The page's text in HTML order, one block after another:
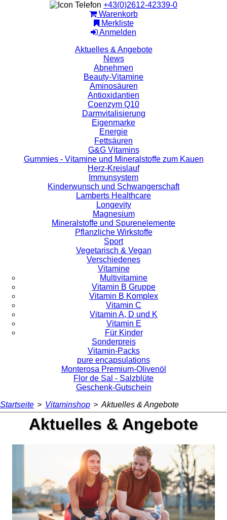
+43(0)2612-42339-0
Warenkorb
Merkliste
Anmelden
Aktuelles & Angebote
News
Abnehmen
Beauty-Vitamine
Aminosäuren
Antioxidantien
Coenzym Q10
Darmvitalisierung
Eigenmarke
Energie
Fettsäuren
G&G Vitamins
Gummies - Vitamine und Mineralstoffe zum Kauen
Herz-Kreislauf
Immunsystem
Kinderwunsch und Schwangerschaft
Lamberts Healthcare
Longevity
Magnesium
Mineralstoffe und Spurenelemente
Pflanzliche Wirkstoffe
Sport
Vegetarisch & Vegan
Verschiedenes
Vitamine
Multivitamine
Vitamin B Gruppe
Vitamin B Komplex
Vitamin C
Vitamin A, D und K
Vitamin E
Für Kinder
Sonderpreis
Vitamin-Packs
pure encapsulations
Monterosa Premium-Olivenöl
Flor de Sal - Salzblüte
Geschenk-Gutschein
Startseite > Vitaminshop > Aktuelles & Angebote
Aktuelles & Angebote